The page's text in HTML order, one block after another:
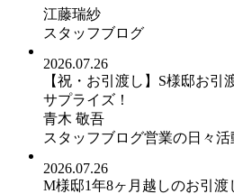
江藤瑞紗
スタッフブログ
2026.07.26
【祝・お引渡し】S様邸お引
サプライズ！
青木 敬吾
スタッフブログ営業の日々活
2026.07.26
M様邸1年8ヶ月越しのお引渡